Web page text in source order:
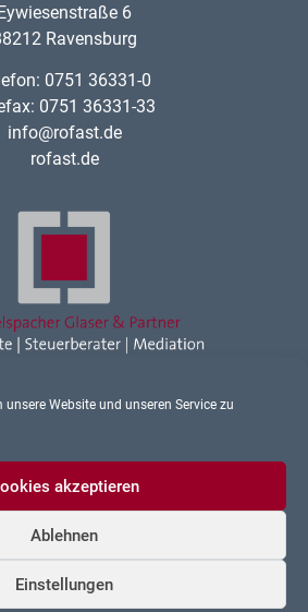
Website und unseren Service zu
akzeptieren
Ablehnen
Einstellungen
6
Ravensburg
0751 36331-0
0751 36331-33
info@rofast.de
rofast.de
Ravensburg
Impressum